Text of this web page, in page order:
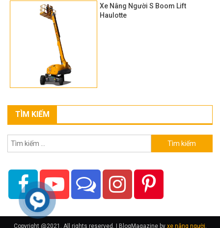
Xe Nâng Người S Boom Lift
Haulotte
TÌM KIẾM
kiếm
Copyright @2021. All rights reserved. BlogMagazine by xe nâng người.